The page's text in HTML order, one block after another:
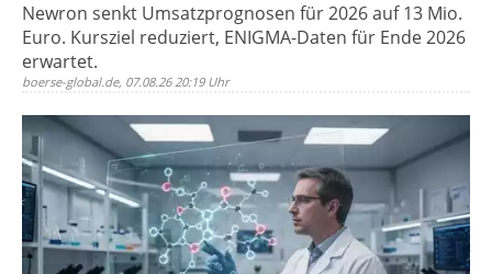
Newron senkt Umsatzprognosen für 2026 auf 13 Mio.
Euro. Kursziel reduziert, ENIGMA-Daten für Ende 2026
erwartet.
boerse-global.de, 07.08.26 20:19 Uhr